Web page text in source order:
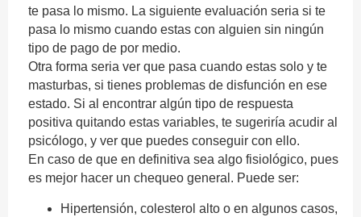
te pasa lo mismo. La siguiente evaluación seria si te
pasa lo mismo cuando estas con alguien sin ningún
tipo de pago de por medio.
Otra forma seria ver que pasa cuando estas solo y te
masturbas, si tienes problemas de disfunción en ese
estado. Si al encontrar algún tipo de respuesta
positiva quitando estas variables, te sugeriría acudir al
psicólogo, y ver que puedes conseguir con ello.
En caso de que en definitiva sea algo fisiológico, pues
es mejor hacer un chequeo general. Puede ser:
Hipertensión, colesterol alto o en algunos casos,